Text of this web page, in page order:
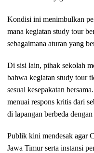
Kondisi ini menimbulkan
mana kegiatan study tour
sebagaimana aturan yang
Di sisi lain, pihak sekolah
bahwa kegiatan study tour
sesuai kesepakatan
menuai respons kritis dari
di lapangan berbeda
Publik kini mendesak agar
Jawa Timur serta instansi